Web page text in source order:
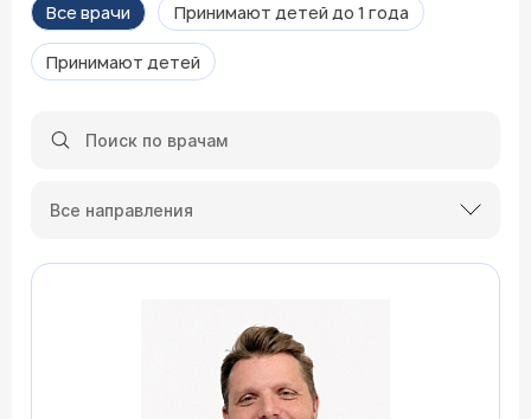
Все врачи Принимают детей до 1 года
Принимают детей
Все направления